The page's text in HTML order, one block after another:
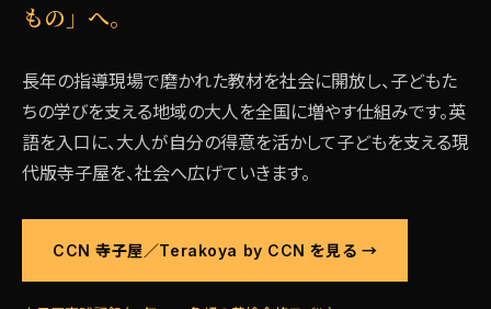
もの」へ。
長年の指導現場で磨かれた教材を社会に開放し、子どもた
ちの学びを支える地域の大人を全国に増やす仕組みです。英
語を入口に、大人が自分の得意を活かして子どもを支える現
代版寺子屋を、社会へ広げていきます。
CCN 寺子屋／Terakoya by CCN を見る →